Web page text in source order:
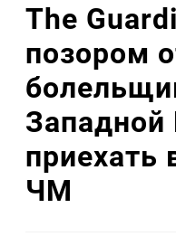
The
позором
Западной
приехать
ЧМ